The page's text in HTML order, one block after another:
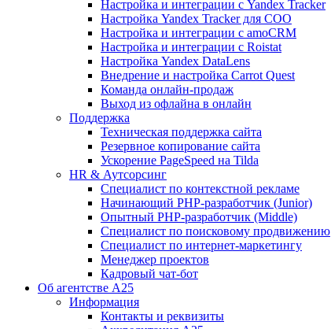
Настройка и интеграции с Yandex Tracker
Настройка Yandex Tracker для СОО
Настройка и интеграции с amoCRM
Настройка и интеграции с Roistat
Настройка Yandex DataLens
Внедрение и настройка Carrot Quest
Команда онлайн-продаж
Выход из офлайна в онлайн
Поддержка
Техническая поддержка сайта
Резервное копирование сайта
Ускорение PageSpeed на Tilda
HR & Аутсорсинг
Специалист по контекстной рекламе
Начинающий PHP-разработчик (Junior)
Опытный PHP-разработчик (Middle)
Специалист по поисковому продвижению
Специалист по интернет-маркетингу
Менеджер проектов
Кадровый чат-бот
Об агентстве А25
Информация
Контакты и реквизиты